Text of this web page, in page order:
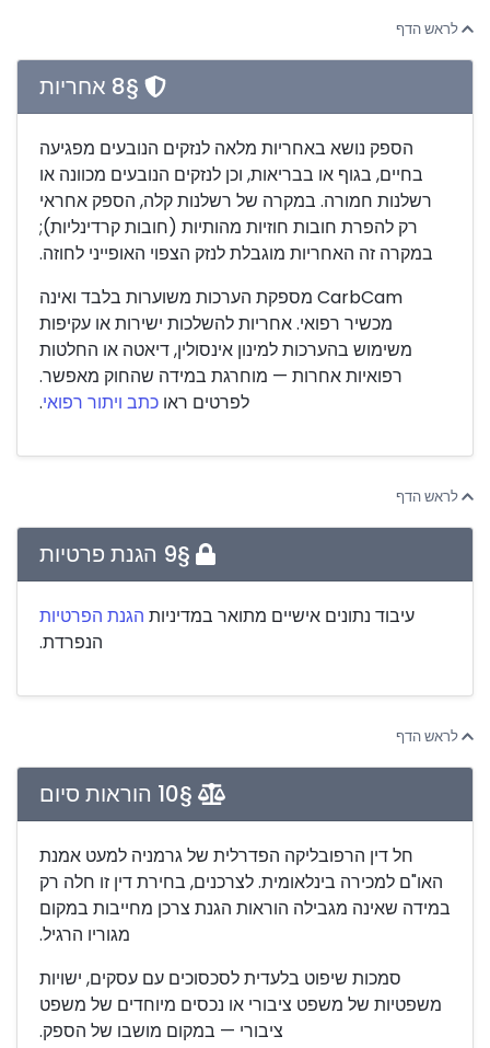
לראש הדף
§8 אחריות
הספק נושא באחריות מלאה לנזקים הנובעים מפגיעה
בחיים, בגוף או בבריאות, וכן לנזקים הנובעים מכוונה או
רשלנות חמורה. במקרה של רשלנות קלה, הספק אחראי
רק להפרת חובות חוזיות מהותיות (חובות קרדינליות);
במקרה זה האחריות מוגבלת לנזק הצפוי האופייני לחוזה.
CarbCam מספקת הערכות משוערות בלבד ואינה
מכשיר רפואי. אחריות להשלכות ישירות או עקיפות
משימוש בהערכות למינון אינסולין, דיאטה או החלטות
רפואיות אחרות — מוחרגת במידה שהחוק מאפשר.
לפרטים ראו כתב ויתור רפואי.
לראש הדף
§9 הגנת פרטיות
עיבוד נתונים אישיים מתואר במדיניות הגנת הפרטיות
הנפרדת.
לראש הדף
§10 הוראות סיום
חל דין הרפובליקה הפדרלית של גרמניה למעט אמנת
האו"ם למכירה בינלאומית. לצרכנים, בחירת דין זו חלה רק
במידה שאינה מגבילה הוראות הגנת צרכן מחייבות במקום
מגוריו הרגיל.
סמכות שיפוט בלעדית לסכסוכים עם עסקים, ישויות
משפטיות של משפט ציבורי או נכסים מיוחדים של משפט
ציבורי — במקום מושבו של הספק.